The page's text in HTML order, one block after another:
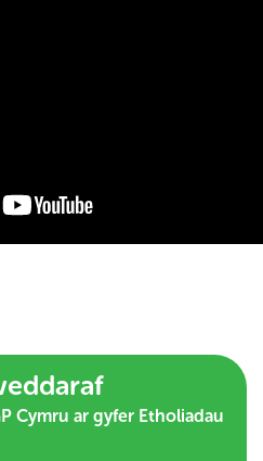
Cymru ar gyfer Etholiadau